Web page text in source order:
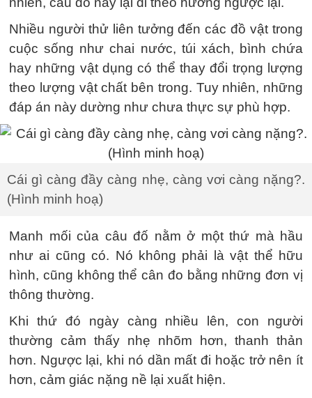
Nhiều người thử liên tưởng đến các đồ vật trong
cuộc sống như chai nước, túi xách, bình chứa
hay những vật dụng có thể thay đổi trọng lượng
theo lượng vật chất bên trong. Tuy nhiên, những
đáp án này dường như chưa thực sự phù hợp.
Cái gì càng đầy càng nhẹ, càng vơi càng nặng?.
(Hình minh hoạ)
Manh mối của câu đố nằm ở một thứ mà hầu
như ai cũng có. Nó không phải là vật thể hữu
hình, cũng không thể cân đo bằng những đơn vị
thông thường.
Khi thứ đó ngày càng nhiều lên, con người
thường cảm thấy nhẹ nhõm hơn, thanh thản
hơn. Ngược lại, khi nó dần mất đi hoặc trở nên ít
hơn, cảm giác nặng nề lại xuất hiện.